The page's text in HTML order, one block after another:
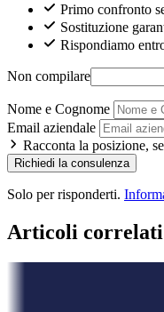
Primo confronto
Sostituzione
Rispondiamo
Non compilare
Nome e Cognome
Email aziendale
Racconta la posizione,
Richiedi la consulenza
Solo per risponderti.
Articoli correlati